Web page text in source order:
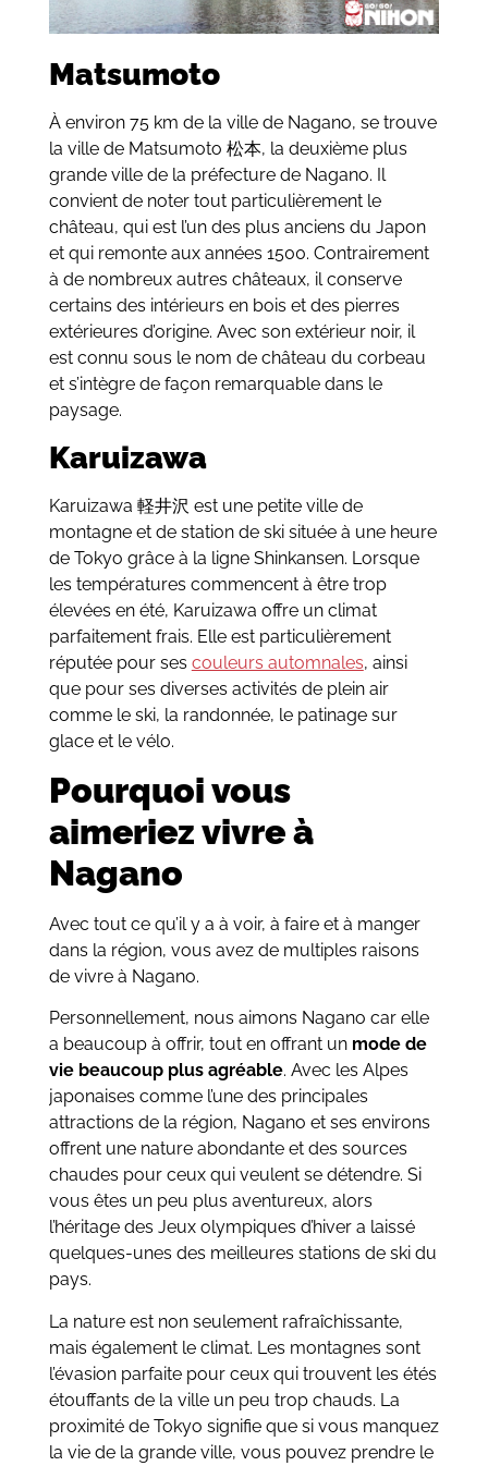
Matsumoto
À environ 75 km de la ville de Nagano, se trouve
la ville de Matsumoto 松本, la deuxième plus
grande ville de la préfecture de Nagano. Il
convient de noter tout particulièrement le
château, qui est l’un des plus anciens du Japon
et qui remonte aux années 1500. Contrairement
à de nombreux autres châteaux, il conserve
certains des intérieurs en bois et des pierres
extérieures d’origine. Avec son extérieur noir, il
est connu sous le nom de château du corbeau
et s’intègre de façon remarquable dans le
paysage.
Karuizawa
Karuizawa 軽井沢 est une petite ville de
montagne et de station de ski située à une heure
de Tokyo grâce à la ligne Shinkansen. Lorsque
les températures commencent à être trop
élevées en été, Karuizawa offre un climat
parfaitement frais. Elle est particulièrement
réputée pour ses couleurs automnales, ainsi
que pour ses diverses activités de plein air
comme le ski, la randonnée, le patinage sur
glace et le vélo.
Pourquoi vous
aimeriez vivre à
Nagano
Avec tout ce qu’il y a à voir, à faire et à manger
dans la région, vous avez de multiples raisons
de vivre à Nagano.
Personnellement, nous aimons Nagano car elle
a beaucoup à offrir, tout en offrant un mode de
vie beaucoup plus agréable. Avec les Alpes
japonaises comme l’une des principales
attractions de la région, Nagano et ses environs
offrent une nature abondante et des sources
chaudes pour ceux qui veulent se détendre. Si
vous êtes un peu plus aventureux, alors
l’héritage des Jeux olympiques d’hiver a laissé
quelques-unes des meilleures stations de ski du
pays.
La nature est non seulement rafraîchissante,
mais également le climat. Les montagnes sont
l’évasion parfaite pour ceux qui trouvent les étés
étouffants de la ville un peu trop chauds. La
proximité de Tokyo signifie que si vous manquez
la vie de la grande ville, vous pouvez prendre le